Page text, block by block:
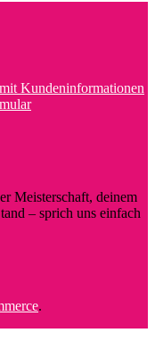
Kundeninformationen
Meisterschaft, deinem
– sprich uns einfach
.